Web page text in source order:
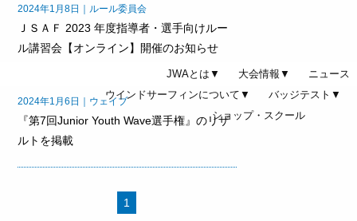
JWAとは▼ 大会情報▼
ニュース
ウインドサーフィンについて▼
バッジテスト▼
ショップ・スクール
2024年1月8日｜ルール委員会
ＪＳＡＦ 2023 年度指導者・選手向けルー
ル講習会【オンライン】開催のお知らせ
2024年1月6日｜ウェイブ
『第7回Junior Youth Wave選手権』のリザ
ルトを掲載
1